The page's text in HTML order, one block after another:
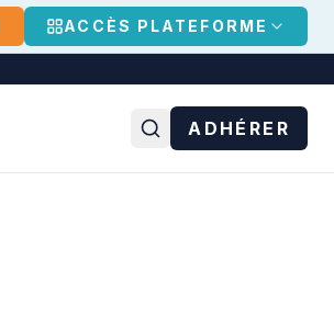
ACCÈS PLATEFORME
ADHÉRER